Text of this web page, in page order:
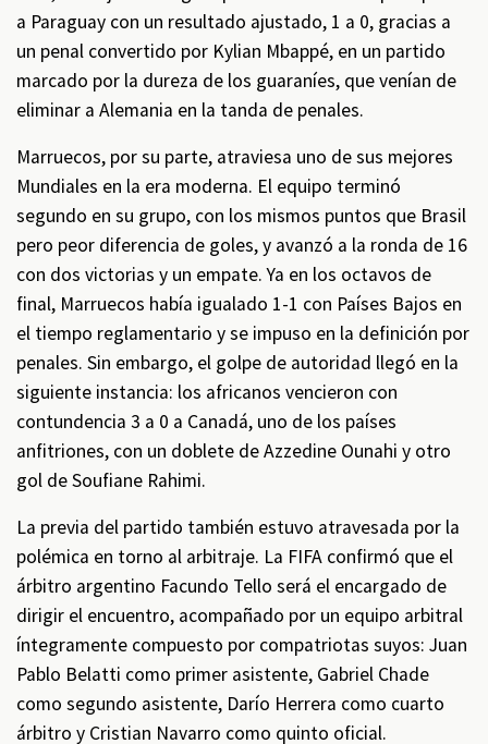
a Paraguay con un resultado ajustado, 1 a 0, gracias a
un penal convertido por Kylian Mbappé, en un partido
marcado por la dureza de los guaraníes, que venían de
eliminar a Alemania en la tanda de penales.
Marruecos, por su parte, atraviesa uno de sus mejores
Mundiales en la era moderna. El equipo terminó
segundo en su grupo, con los mismos puntos que Brasil
pero peor diferencia de goles, y avanzó a la ronda de 16
con dos victorias y un empate. Ya en los octavos de
final, Marruecos había igualado 1-1 con Países Bajos en
el tiempo reglamentario y se impuso en la definición por
penales. Sin embargo, el golpe de autoridad llegó en la
siguiente instancia: los africanos vencieron con
contundencia 3 a 0 a Canadá, uno de los países
anfitriones, con un doblete de Azzedine Ounahi y otro
gol de Soufiane Rahimi.
La previa del partido también estuvo atravesada por la
polémica en torno al arbitraje. La FIFA confirmó que el
árbitro argentino Facundo Tello será el encargado de
dirigir el encuentro, acompañado por un equipo arbitral
íntegramente compuesto por compatriotas suyos: Juan
Pablo Belatti como primer asistente, Gabriel Chade
como segundo asistente, Darío Herrera como cuarto
árbitro y Cristian Navarro como quinto oficial.